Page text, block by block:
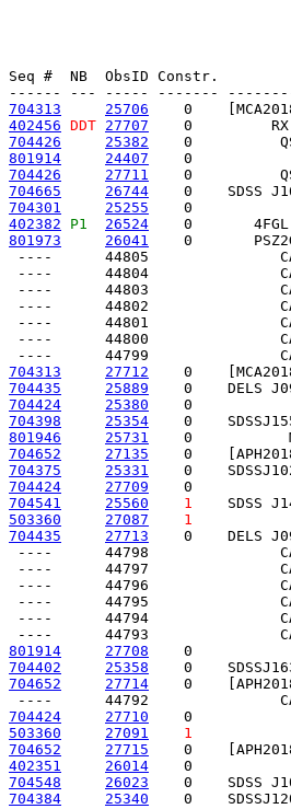
Seq #  NB  ObsID Constr.
704313
25706
0
402456 DDT 27707
0
704426
25382
0
801914
24407
0
704426
27711
0
704665
26744
0    SDSS
704301
25255
0
402382
P1 26524
0
801973
26041
0
----      44805               CAL-
----      44804               CAL-
----      44803               CAL-
----      44802               CAL-
----      44801               CAL-
----      44800               CAL-
704313
27712
0
704435
25889
0    DELS
704424
25380
0
704398
25354
0
801946
25731
0
704652
27135
0
704375
25331
0
704424
27709
0
704541
25560 1
SDSS
503360
27087 1
704435
27713
0    DELS
----      44798               CAL-
----      44797               CAL-
----      44796               CAL-
----      44795               CAL-
----      44794               CAL-
801914
27708
0
704402
25358
0
704652
27714
0
704424
27710
0
503360
27091 1
704652
27715
0
402351
26014
0
704548
26023
0    SDSS
704384
25340
0